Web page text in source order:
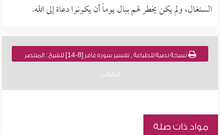
السنغال، ولم يكن يخطر لهم ببال يوماً أن يكونوا دعاة إلى الله.
نسخة نصية للطباعة , تفسير سورة غافر [8-14] للشيخ : المنتصر
الكتاني
مواد ذات صلة